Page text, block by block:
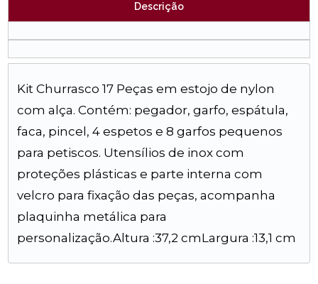
Descrição
Kit Churrasco 17 Peças em estojo de nylon
com alça. Contém: pegador, garfo, espátula,
faca, pincel, 4 espetos e 8 garfos pequenos
para petiscos. Utensílios de inox com
proteções plásticas e parte interna com
velcro para fixação das peças, acompanha
plaquinha metálica para
personalização.Altura :37,2 cmLargura :13,1 cm